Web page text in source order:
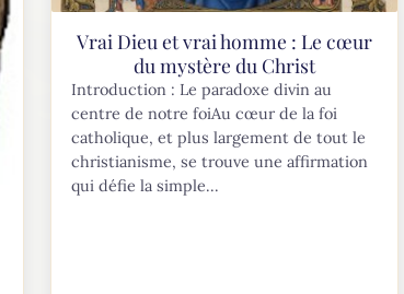
Vrai Dieu et vrai homme : Le cœur
du mystère du Christ
Introduction : Le paradoxe divin au
centre de notre foiAu cœur de la foi
catholique, et plus largement de tout le
christianisme, se trouve une affirmation
qui défie la simple...